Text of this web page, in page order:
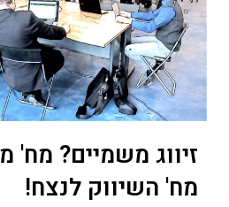
זיווג משמיים?
מח' השיווק לנצח!